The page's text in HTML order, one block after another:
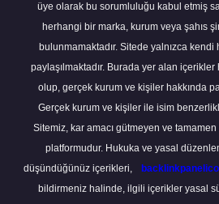
üye olarak bu sorumluluğu kabul etmiş
herhangi bir marka, kurum veya şahıs
bulunmamaktadır. Sitede yalnızca kendi
paylaşılmaktadır. Burada yer alan
olup, gerçek kurum ve kişiler hakkında
Gerçek kurum ve kişiler ile isim
Sitemiz, kar amacı gütmeyen ve
platformudur. Hukuka ve yasal
düşündüğünüz içerikleri,
bildirmeniz halinde, ilgili içerikler yasal